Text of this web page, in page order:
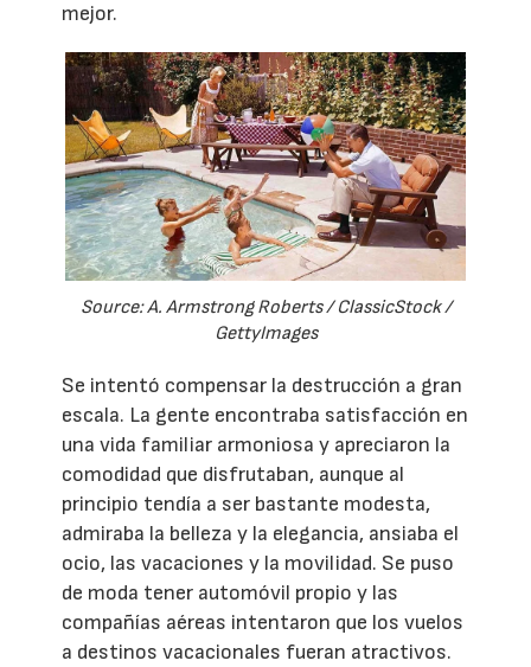
mejor.
Source: A. Armstrong Roberts / ClassicStock /
GettyImages
Se intentó compensar la destrucción a gran
escala. La gente encontraba satisfacción en
una vida familiar armoniosa y apreciaron la
comodidad que disfrutaban, aunque al
principio tendía a ser bastante modesta,
admiraba la belleza y la elegancia, ansiaba el
ocio, las vacaciones y la movilidad. Se puso
de moda tener automóvil propio y las
compañías aéreas intentaron que los vuelos
a destinos vacacionales fueran atractivos.